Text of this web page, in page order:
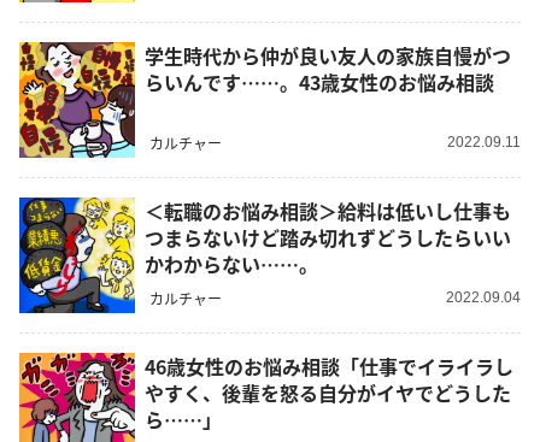
学生時代から仲が良い友人の家族自慢がつ
らいんです……。43歳女性のお悩み相談
カルチャー 2022.09.11
＜転職のお悩み相談＞給料は低いし仕事も
つまらないけど踏み切れずどうしたらいい
かわからない……。
カルチャー 2022.09.04
46歳女性のお悩み相談「仕事でイライラし
やすく、後輩を怒る自分がイヤでどうした
ら……」